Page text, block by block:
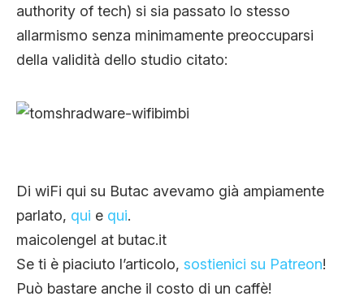
authority of tech) si sia passato lo stesso
allarmismo senza minimamente preoccuparsi
della validità dello studio citato:
Di wiFi qui su Butac avevamo già ampiamente
parlato, qui e qui.
maicolengel at butac.it
Se ti è piaciuto l’articolo, sostienici su Patreon!
Può bastare anche il costo di un caffè!